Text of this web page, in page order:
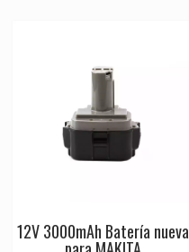
12V 3000mAh Batería nueva